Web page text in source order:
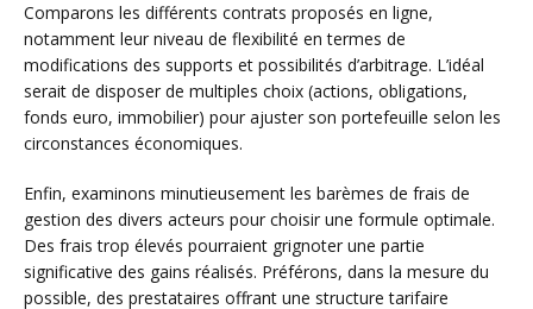
Comparons les différents contrats proposés en ligne,
notamment leur niveau de flexibilité en termes de
modifications des supports et possibilités d’arbitrage. L’idéal
serait de disposer de multiples choix (actions, obligations,
fonds euro, immobilier) pour ajuster son portefeuille selon les
circonstances économiques.
Enfin, examinons minutieusement les barèmes de frais de
gestion des divers acteurs pour choisir une formule optimale.
Des frais trop élevés pourraient grignoter une partie
significative des gains réalisés. Préférons, dans la mesure du
possible, des prestataires offrant une structure tarifaire